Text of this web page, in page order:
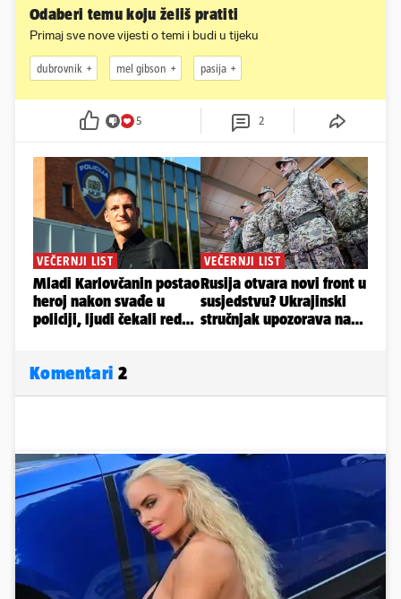
Odaberi temu koju želiš pratiti
Primaj sve nove vijesti o temi i budi u tijeku
dubrovnik mel gibson pasija
5 2
Komentari 2